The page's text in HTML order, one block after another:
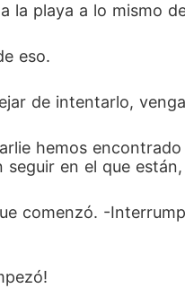
la playa a lo mismo
eso.
de intentarlo,
hemos
seguir en el que
comenzó. -